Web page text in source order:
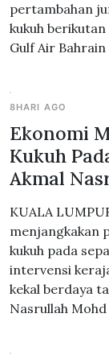
pertambahan
kukuh
Gulf Air Bahrain
8HARI AGO
Ekonomi
Kukuh
Akmal
KUALA
menjangkakan
kukuh pada
intervensi
kekal berdaya
Nasrullah